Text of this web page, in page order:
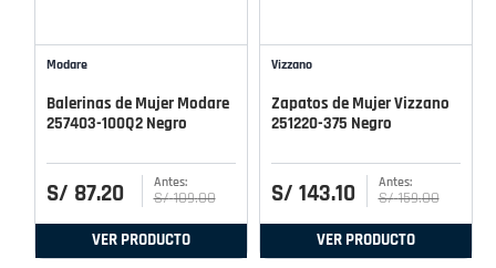
Modare
Balerinas de Mujer Modare
257403-100Q2 Negro
S/ 87.20 S/ 109.00
VER PRODUCTO
Vizzano
Zapatos de Mujer Vizzano
251220-375 Negro
S/ 143.10 S/ 159.00
VER PRODUCTO